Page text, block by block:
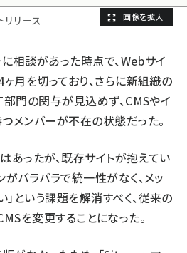
リース
相談があった時点で、Webサイ
月を切っており、さらに新組織の
門の関与が見込めず、CMSやイ
メンバーが不在の状態だった。
あったが、既存サイトが抱えてい
がバラバラで統一性がなく、メッ
という課題を解消すべく、従来の
を変更することになった。